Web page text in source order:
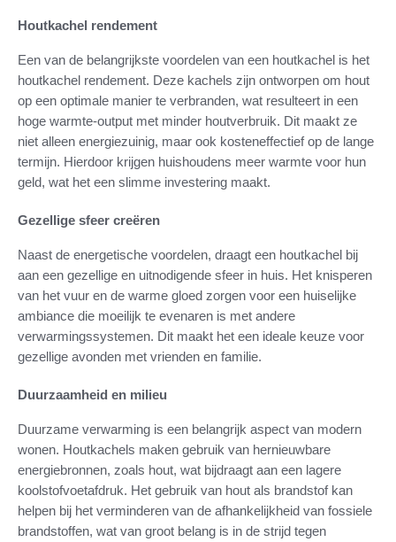
Houtkachel rendement
Een van de belangrijkste voordelen van een houtkachel is het
houtkachel rendement. Deze kachels zijn ontworpen om hout
op een optimale manier te verbranden, wat resulteert in een
hoge warmte-output met minder houtverbruik. Dit maakt ze
niet alleen energiezuinig, maar ook kosteneffectief op de lange
termijn. Hierdoor krijgen huishoudens meer warmte voor hun
geld, wat het een slimme investering maakt.
Gezellige sfeer creëren
Naast de energetische voordelen, draagt een houtkachel bij
aan een gezellige en uitnodigende sfeer in huis. Het knisperen
van het vuur en de warme gloed zorgen voor een huiselijke
ambiance die moeilijk te evenaren is met andere
verwarmingssystemen. Dit maakt het een ideale keuze voor
gezellige avonden met vrienden en familie.
Duurzaamheid en milieu
Duurzame verwarming is een belangrijk aspect van modern
wonen. Houtkachels maken gebruik van hernieuwbare
energiebronnen, zoals hout, wat bijdraagt aan een lagere
koolstofvoetafdruk. Het gebruik van hout als brandstof kan
helpen bij het verminderen van de afhankelijkheid van fossiele
brandstoffen, wat van groot belang is in de strijd tegen